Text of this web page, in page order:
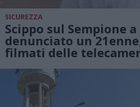
SICUREZZA
Scippo sul Sempione
denunciato un
filmati delle